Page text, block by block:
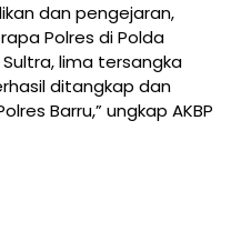
dan pengejaran,
Polres di Polda
Sultra, lima tersangka
ditangkap dan
Barru,” ungkap AKBP